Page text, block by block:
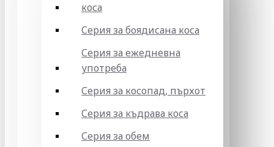
коса
Серия за боядисана коса
Серия за ежедневна
употреба
Серия за косопад, пърхот
Серия за къдрава коса
Серия за обем